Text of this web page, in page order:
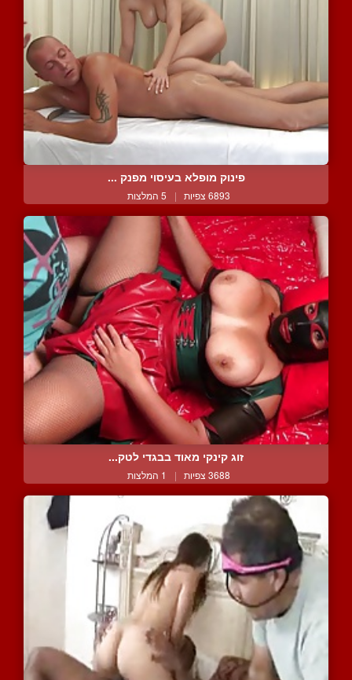
פינוק מופלא בעיסוי מפנק ...
6893 צפיות | 5 המלצות
זוג קינקי מאוד בבגדי לטק...
3688 צפיות | 1 המלצות